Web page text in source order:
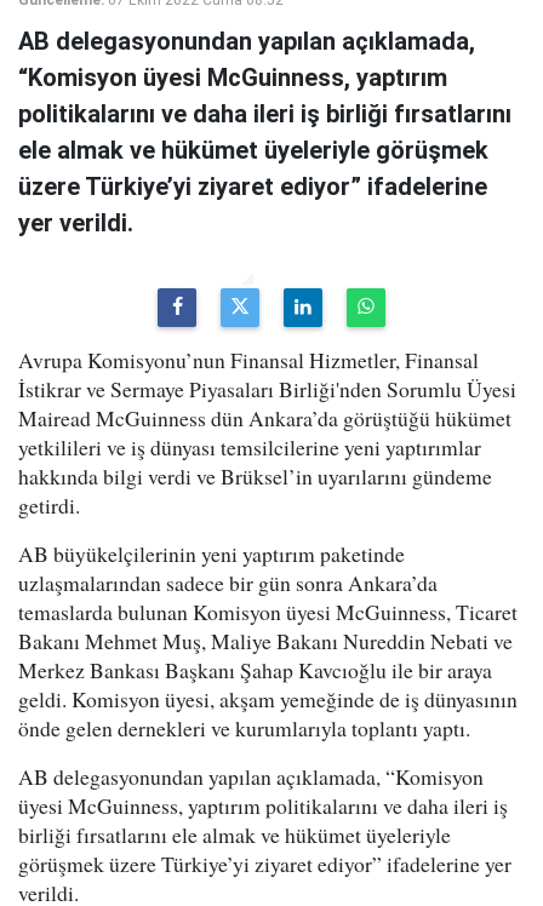
AB delegasyonundan yapılan açıklamada,
“Komisyon üyesi McGuinness, yaptırım
politikalarını ve daha ileri iş birliği fırsatlarını
ele almak ve hükümet üyeleriyle görüşmek
üzere Türkiye’yi ziyaret ediyor” ifadelerine
yer verildi.
Avrupa Komisyonu’nun Finansal Hizmetler, Finansal
İstikrar ve Sermaye Piyasaları Birliği'nden Sorumlu Üyesi
Mairead McGuinness dün Ankara’da görüştüğü hükümet
yetkilileri ve iş dünyası temsilcilerine yeni yaptırımlar
hakkında bilgi verdi ve Brüksel’in uyarılarını gündeme
getirdi.
AB büyükelçilerinin yeni yaptırım paketinde
uzlaşmalarından sadece bir gün sonra Ankara’da
temaslarda bulunan Komisyon üyesi McGuinness, Ticaret
Bakanı Mehmet Muş, Maliye Bakanı Nureddin Nebati ve
Merkez Bankası Başkanı Şahap Kavcıoğlu ile bir araya
geldi. Komisyon üyesi, akşam yemeğinde de iş dünyasının
önde gelen dernekleri ve kurumlarıyla toplantı yaptı.
AB delegasyonundan yapılan açıklamada, “Komisyon
üyesi McGuinness, yaptırım politikalarını ve daha ileri iş
birliği fırsatlarını ele almak ve hükümet üyeleriyle
görüşmek üzere Türkiye’yi ziyaret ediyor” ifadelerine yer
verildi.